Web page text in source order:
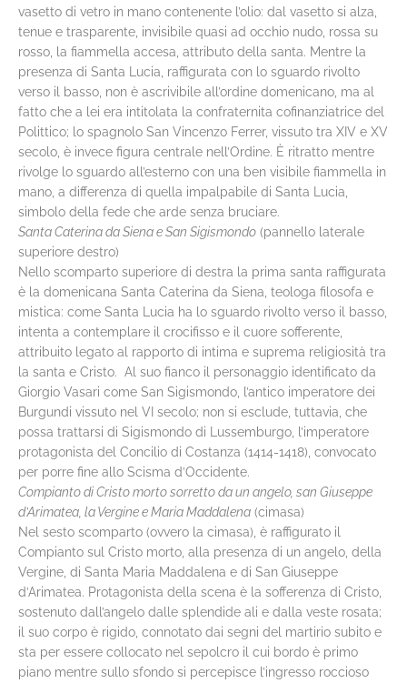
vasetto di vetro in mano contenente l’olio: dal vasetto si alza,
tenue e trasparente, invisibile quasi ad occhio nudo, rossa su
rosso, la fiammella accesa, attributo della santa. Mentre la
presenza di Santa Lucia, raffigurata con lo sguardo rivolto
verso il basso, non è ascrivibile all’ordine domenicano, ma al
fatto che a lei era intitolata la confraternita cofinanziatrice del
Polittico; lo spagnolo San Vincenzo Ferrer, vissuto tra XIV e XV
secolo, è invece figura centrale nell’Ordine. È ritratto mentre
rivolge lo sguardo all’esterno con una ben visibile fiammella in
mano, a differenza di quella impalpabile di Santa Lucia,
simbolo della fede che arde senza bruciare.
Santa Caterina da Siena e San Sigismondo (pannello laterale
superiore destro)
Nello scomparto superiore di destra la prima santa raffigurata
è la domenicana Santa Caterina da Siena, teologa filosofa e
mistica: come Santa Lucia ha lo sguardo rivolto verso il basso,
intenta a contemplare il crocifisso e il cuore sofferente,
attribuito legato al rapporto di intima e suprema religiosità tra
la santa e Cristo. Al suo fianco il personaggio identificato da
Giorgio Vasari come San Sigismondo, l’antico imperatore dei
Burgundi vissuto nel VI secolo; non si esclude, tuttavia, che
possa trattarsi di Sigismondo di Lussemburgo, l’imperatore
protagonista del Concilio di Costanza (1414-1418), convocato
per porre fine allo Scisma d’Occidente.
Compianto di Cristo morto sorretto da un angelo, san Giuseppe
d’Arimatea, la Vergine e Maria Maddalena (cimasa)
Nel sesto scomparto (ovvero la cimasa), è raffigurato il
Compianto sul Cristo morto, alla presenza di un angelo, della
Vergine, di Santa Maria Maddalena e di San Giuseppe
d’Arimatea. Protagonista della scena è la sofferenza di Cristo,
sostenuto dall’angelo dalle splendide ali e dalla veste rosata;
il suo corpo è rigido, connotato dai segni del martirio subito e
sta per essere collocato nel sepolcro il cui bordo è primo
piano mentre sullo sfondo si percepisce l’ingresso roccioso